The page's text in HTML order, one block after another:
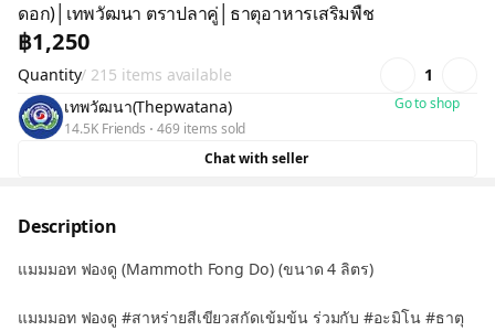
ดอก)│เทพวัฒนา ตราปลาคู่│ธาตุอาหารเสริมพืช
฿1,250
Quantity/ 215 items available
1
เทพวัฒนา(Thepwatana)
14.5K Friends 469 items sold
Go to shop
Chat with seller
Description
แมมมอท ฟองดู (Mammoth Fong Do) (ขนาด 4 ลิตร)
แมมมอท ฟองดู #สาหร่ายสีเขียวสกัดเข้มข้น ร่วมกับ #อะมิโน #ธาตุ